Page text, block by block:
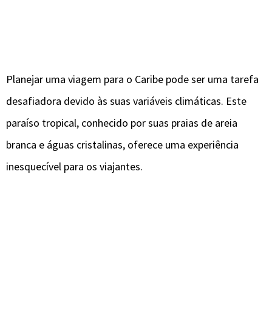
Planejar uma viagem para o Caribe pode ser uma tarefa
desafiadora devido às suas variáveis climáticas. Este
paraíso tropical, conhecido por suas praias de areia
branca e águas cristalinas, oferece uma experiência
inesquecível para os viajantes.